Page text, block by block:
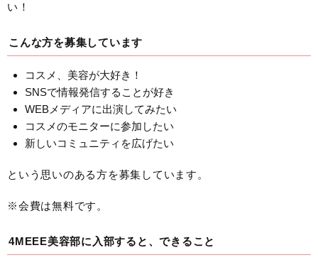
い！
こんな方を募集しています
コスメ、美容が大好き！
SNSで情報発信することが好き
WEBメディアに出演してみたい
コスメのモニターに参加したい
新しいコミュニティを広げたい
という思いのある方を募集しています。
※会費は無料です。
4MEEE美容部に入部すると、できること